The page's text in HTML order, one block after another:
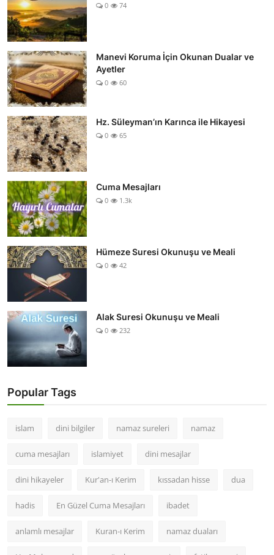
0 74
Manevi Koruma İçin Okunan Dualar ve
Ayetler
0 60
Hz. Süleyman’ın Karınca ile Hikayesi
0 65
Cuma Mesajları
0 1.3k
Hümeze Suresi Okunuşu ve Meali
0 42
Alak Suresi Okunuşu ve Meali
0 232
Popular Tags
islam dini bilgiler namaz sureleri namaz
cuma mesajları islamiyet dini mesajlar
dini hikayeler Kur'an-ı Kerim kıssadan hisse dua
hadis En Güzel Cuma Mesajları ibadet
anlamlı mesajlar Kuran-ı Kerim namaz duaları